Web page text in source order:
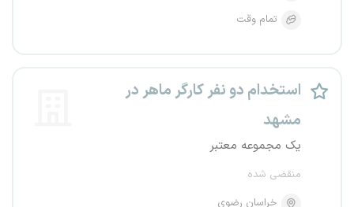
تمام وقت
استخدام دو نفر کارگر ماهر در
مشهد
یک مجموعه معتبر
منقضی شده
خراسان رضوی